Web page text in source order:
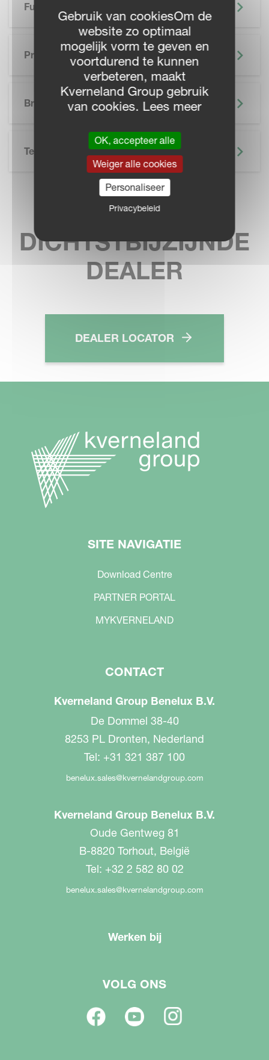
Functionaliteiten
Precisielandbouw
Brochure
SKIP BROCHURE
Technische Specificatie
VIND UW
DICHTSTBIJZIJNDE
DEALER
DEALER LOCATOR
SITE NAVIGATIE
Download Centre
PARTNER PORTAL
MYKVERNELAND
CONTACT
Kverneland Group Benelux B.V.
De Dommel 38-40
8253 PL Dronten, Nederland
Tel: +31 321 387 100
benelux.sales@kvernelandgroup.com
Kverneland Group Benelux B.V.
Oude Gentweg 81
B-8820 Torhout, België
Tel: +32 2 582 80 02
benelux.sales@kvernelandgroup.com
Werken bij
VOLG ONS
Gebruik van cookiesOm de
website zo optimaal
mogelijk vorm te geven en
voortdurend te kunnen
verbeteren, maakt
Kverneland Group gebruik
van cookies. Lees meer
OK, accepteer alle
Weiger alle cookies
Personaliseer
Privacybeleid